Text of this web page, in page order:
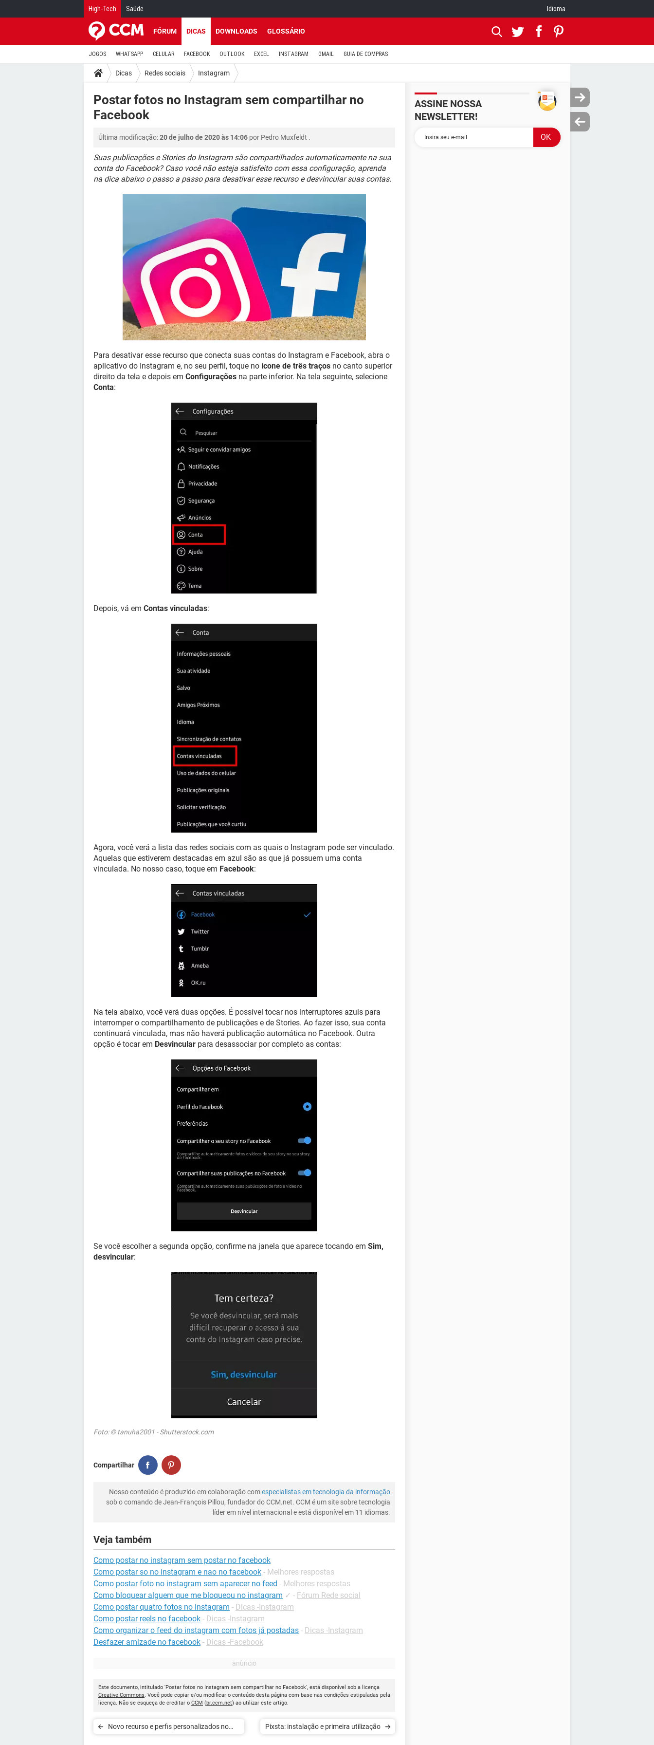
High-Tech Saúde Idioma
FÓRUM DICAS DOWNLOADS GLOSSÁRIO
JOGOS WHATSAPP CELULAR FACEBOOK OUTLOOK EXCEL INSTAGRAM GMAIL GUIA DE COMPRAS
Dicas Redes sociais Instagram
Postar fotos no Instagram sem compartilhar no
Facebook
Última modificação:20 de julho de 2020 às 14:06 por Pedro Muxfeldt .
Suas publicações e Stories do Instagram são compartilhados automaticamente na sua
conta do Facebook? Caso você não esteja satisfeito com essa configuração, aprenda
na dica abaixo o passo a passo para desativar esse recurso e desvincular suas contas.
Para desativar esse recurso que conecta suas contas do Instagram e Facebook, abra o
aplicativo do Instagram e, no seu perfil, toque no ícone de três traços no canto superior
direito da tela e depois em Configurações na parte inferior. Na tela seguinte, selecione
Conta:
Depois, vá em Contas vinculadas:
Agora, você verá a lista das redes sociais com as quais o Instagram pode ser vinculado.
Aquelas que estiverem destacadas em azul são as que já possuem uma conta
vinculada. No nosso caso, toque em Facebook:
Na tela abaixo, você verá duas opções. É possível tocar nos interruptores azuis para
interromper o compartilhamento de publicações e de Stories. Ao fazer isso, sua conta
continuará vinculada, mas não haverá publicação automática no Facebook. Outra
opção é tocar em Desvincular para desassociar por completo as contas:
Se você escolher a segunda opção, confirme na janela que aparece tocando em Sim,
desvincular:
Foto: © tanuha2001 - Shutterstock.com
Compartilhar
Nosso conteúdo é produzido em colaboração comespecialistas em tecnologia da informação
sob o comando de Jean-François Pillou, fundador do CCM.net. CCM é um site sobre tecnologia
líder em nível internacional e está disponível em 11 idiomas.
Veja também
Como postar no instagram sem postar no facebook
Como postar so no instagram e nao no facebook - Melhores respostas
Como postar foto no instagram sem aparecer no feed - Melhores respostas
Como bloquear alguem que me bloqueou no instagram ✓ - Fórum Rede social
Como postar quatro fotos no instagram - Dicas -Instagram
Como postar reels no facebook - Dicas -Instagram
Como organizar o feed do instagram com fotos já postadas - Dicas -Instagram
Desfazer amizade no facebook - Dicas -Facebook
Este documento, intitulado 'Postar fotos no Instagram sem compartilhar no Facebook', está disponível sob a licença
Creative Commons. Você pode copiar e/ou modificar o conteúdo desta página com base nas condições estipuladas pela
licença. Não se esqueça de creditar o CCM (br.ccm.net) ao utilizar este artigo.
Novo recurso e perfis personalizados no
Pixsta: instalação e primeira utilização
ASSINE NOSSA
NEWSLETTER!